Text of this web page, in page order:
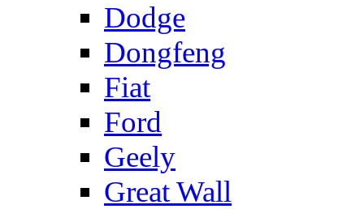
Dodge
Dongfeng
Fiat
Ford
Geely
Great Wall